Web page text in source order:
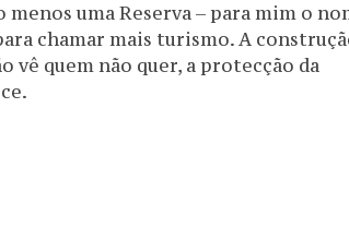
uma Reserva – para mim o
chamar mais turismo. A
vê quem não quer, a protecção da